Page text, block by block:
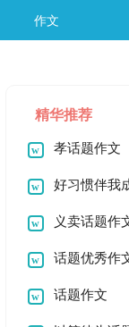
作文
精华推荐
孝话题作文
好习惯伴我
作文 义卖话题作
话题优秀作
600字话题作文